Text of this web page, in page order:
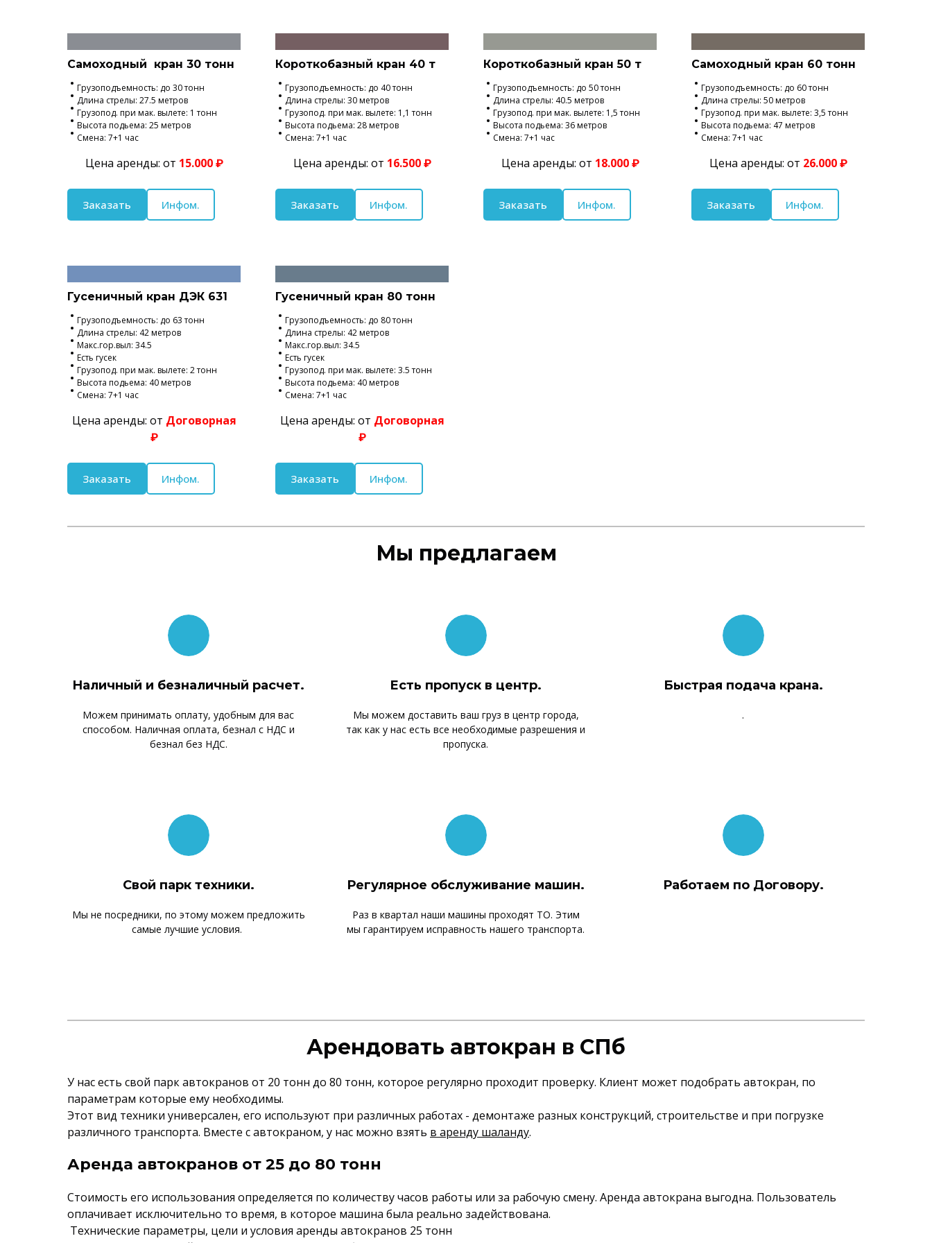
Самоходный кран 30 тонн
Грузоподъемность: до 30 тонн
Длина стрелы: 27.5 метров
Грузопод. при мак. вылете: 1 тонн
Высота подьема: 25 метров
Смена: 7+1 час
Цена аренды: от 15.000 ₽
Заказать Инфом.
Короткобазный кран 40 т
Грузоподъемность: до 40 тонн
Длина стрелы: 30 метров
Грузопод. при мак. вылете: 1,1 тонн
Высота подьема: 28 метров
Смена: 7+1 час
Цена аренды: от 16.500 ₽
Заказать Инфом.
Короткобазный кран 50 т
Грузоподъемность: до 50 тонн
Длина стрелы: 40.5 метров
Грузопод. при мак. вылете: 1,5 тонн
Высота подьема: 36 метров
Смена: 7+1 час
Цена аренды: от 18.000 ₽
Заказать Инфом.
Самоходный кран 60 тонн
Грузоподъемность: до 60 тонн
Длина стрелы: 50 метров
Грузопод. при мак. вылете: 3,5 тонн
Высота подьема: 47 метров
Смена: 7+1 час
Цена аренды: от 26.000 ₽
Заказать Инфом.
Гусеничный кран ДЭК 631
Грузоподъемность: до 63 тонн
Длина стрелы: 42 метров
Макс.гор.выл: 34.5
Есть гусек
Грузопод. при мак. вылете: 2 тонн
Высота подьема: 40 метров
Смена: 7+1 час
Цена аренды: от Договорная
₽
Заказать Инфом.
Гусеничный кран 80 тонн
Грузоподъемность: до 80 тонн
Длина стрелы: 42 метров
Макс.гор.выл: 34.5
Есть гусек
Грузопод. при мак. вылете: 3.5 тонн
Высота подьема: 40 метров
Смена: 7+1 час
Цена аренды: от Договорная
₽
Заказать Инфом.
Мы предлагаем
Наличный и безналичный расчет.
Можем принимать оплату, удобным для вас
способом. Наличная оплата, безнал с НДС и
безнал без НДС.
Есть пропуск в центр.
Мы можем доставить ваш груз в центр города,
так как у нас есть все необходимые разрешения и
пропуска.
Быстрая подача крана.
.
Свой парк техники.
Мы не посредники, по этому можем предложить
самые лучшие условия.
Регулярное обслуживание машин.
Раз в квартал наши машины проходят ТО. Этим
мы гарантируем исправность нашего транспорта.
Работаем по Договору.
Арендовать автокран в СПб
У нас есть свой парк автокранов от 20 тонн до 80 тонн, которое регулярно проходит проверку. Клиент может подобрать автокран, по
параметрам которые ему необходимы.
Этот вид техники универсален, его используют при различных работах - демонтаже разных конструкций, строительстве и при погрузке
различного транспорта. Вместе с автокраном, у нас можно взять в аренду шаланду.
Аренда автокранов от 25 до 80 тонн
Стоимость его использования определяется по количеству часов работы или за рабочую смену. Аренда автокрана выгодна. Пользователь
оплачивает исключительно то время, в которое машина была реально задействована.
Технические параметры, цели и условия аренды автокранов 25 тонн